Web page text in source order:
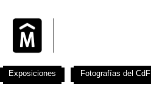
Exposiciones Fotografías del CdF